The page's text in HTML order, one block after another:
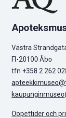
Västra
FI-20100 Åbo
tfn +358 2 262
Öppettider och